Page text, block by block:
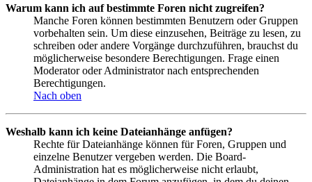
Warum kann ich auf bestimmte Foren nicht zugreifen?
Manche Foren können bestimmten Benutzern oder Gruppen
vorbehalten sein. Um diese einzusehen, Beiträge zu lesen, zu
schreiben oder andere Vorgänge durchzuführen, brauchst du
möglicherweise besondere Berechtigungen. Frage einen
Moderator oder Administrator nach entsprechenden
Berechtigungen.
Nach oben
Weshalb kann ich keine Dateianhänge anfügen?
Rechte für Dateianhänge können für Foren, Gruppen und
einzelne Benutzer vergeben werden. Die Board-
Administration hat es möglicherweise nicht erlaubt,